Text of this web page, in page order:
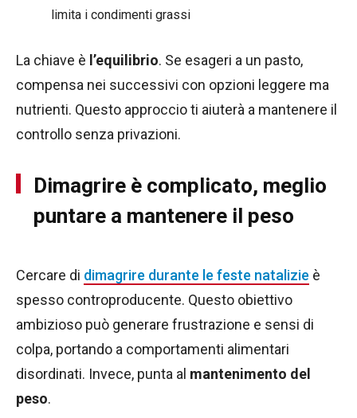
limita i condimenti grassi
La chiave è l’equilibrio. Se esageri a un pasto,
compensa nei successivi con opzioni leggere ma
nutrienti. Questo approccio ti aiuterà a mantenere il
controllo senza privazioni.
Dimagrire è complicato, meglio
puntare a mantenere il peso
Cercare di dimagrire durante le feste natalizie è
spesso controproducente. Questo obiettivo
ambizioso può generare frustrazione e sensi di
colpa, portando a comportamenti alimentari
disordinati. Invece, punta al mantenimento del
peso.